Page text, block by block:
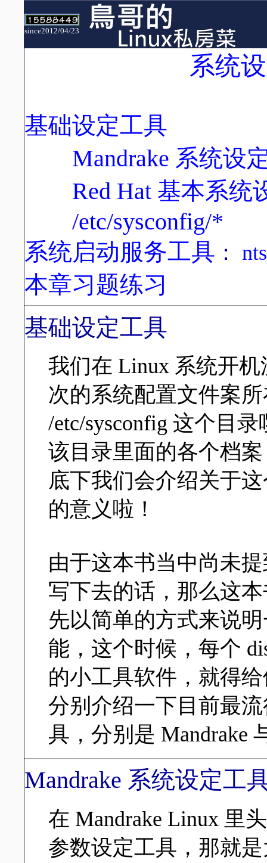
since2012/04/23
系统
基础设定工具
Mandrake 系统设
Red Hat 基本系统
/etc/sysconfig/*
系统启动服务工具 ：
本章习题练习
基础设定工具
我们在 Linux 系统开
次的系统配置文件案
/etc/sysconfig 这个目
该目录里面的各个档
底下我们会介绍关于
的意义啦！
由于这本书当中尚未
写下去的话，那么这
先以简单的方式来说
能，这个时候，每个
的小工具软件，就得
分别介绍一下目前最
具，分别是 Mandrake
Mandrake 系统设定工
在 Mandrake Linux 里
参数设定工具，那就